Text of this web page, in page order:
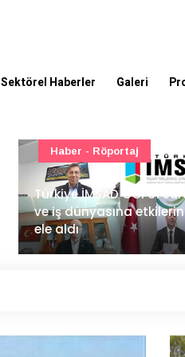
Sektörel Haberler Galeri
TOKİ'den 51 şehirde 540
gayrimenkul
TOKİ - Emlak Konut GYO